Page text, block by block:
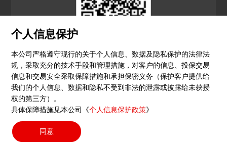
个人信息保护
本公司严格遵守现行的关于个人信息、数据及隐私保护的法律法
规，采取充分的技术手段和管理措施，对客户的信息、投保交易
信息和交易安全采取保障措施和承担保密义务（保护客户提供给
我们的个人信息、数据和隐私不受到非法的泄露或披露给未获授
权的第三方）。
具体保障措施见本公司《个人信息保护政策》
同意
© 2026 镭尔谱激光应用技术（上海）有限公司
隐私政策 印记沪ICP备15051604号-4 （沪）-非经营
性-2023-0290
Search